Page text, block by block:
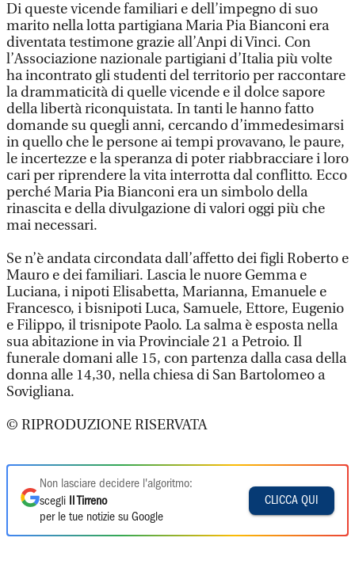
Di queste vicende familiari e dell’impegno di suo
marito nella lotta partigiana Maria Pia Bianconi era
diventata testimone grazie all’Anpi di Vinci. Con
l’Associazione nazionale partigiani d’Italia più volte
ha incontrato gli studenti del territorio per raccontare
la drammaticità di quelle vicende e il dolce sapore
della libertà riconquistata. In tanti le hanno fatto
domande su quegli anni, cercando d’immedesimarsi
in quello che le persone ai tempi provavano, le paure,
le incertezze e la speranza di poter riabbracciare i loro
cari per riprendere la vita interrotta dal conflitto. Ecco
perché Maria Pia Bianconi era un simbolo della
rinascita e della divulgazione di valori oggi più che
mai necessari.
Se n’è andata circondata dall’affetto dei figli Roberto e
Mauro e dei familiari. Lascia le nuore Gemma e
Luciana, i nipoti Elisabetta, Marianna, Emanuele e
Francesco, i bisnipoti Luca, Samuele, Ettore, Eugenio
e Filippo, il trisnipote Paolo. La salma è esposta nella
sua abitazione in via Provinciale 21 a Petroio. Il
funerale domani alle 15, con partenza dalla casa della
donna alle 14,30, nella chiesa di San Bartolomeo a
Sovigliana.
© RIPRODUZIONE RISERVATA
Non lasciare decidere l'algoritmo:
scegli
Il Tirreno
per le tue notizie su Google
CLICCA QUI